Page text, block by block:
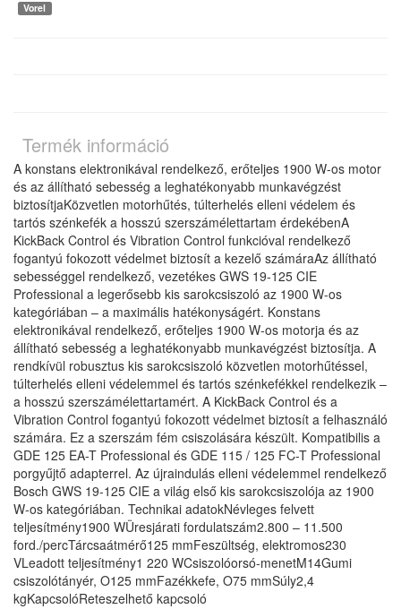
Vorel
Termék információ
A konstans elektronikával rendelkező, erőteljes 1900 W-os motor
és az állítható sebesség a leghatékonyabb munkavégzést
biztosítjaKözvetlen motorhűtés, túlterhelés elleni védelem és
tartós szénkefék a hosszú szerszámélettartam érdekébenA
KickBack Control és Vibration Control funkcióval rendelkező
fogantyú fokozott védelmet biztosít a kezelő számáraAz állítható
sebességgel rendelkező, vezetékes GWS 19-125 CIE
Professional a legerősebb kis sarokcsiszoló az 1900 W-os
kategóriában – a maximális hatékonyságért. Konstans
elektronikával rendelkező, erőteljes 1900 W-os motorja és az
állítható sebesség a leghatékonyabb munkavégzést biztosítja. A
rendkívül robusztus kis sarokcsiszoló közvetlen motorhűtéssel,
túlterhelés elleni védelemmel és tartós szénkefékkel rendelkezik –
a hosszú szerszámélettartamért. A KickBack Control és a
Vibration Control fogantyú fokozott védelmet biztosít a felhasználó
számára. Ez a szerszám fém csiszolására készült. Kompatibilis a
GDE 125 EA-T Professional és GDE 115 / 125 FC-T Professional
porgyűjtő adapterrel. Az újraindulás elleni védelemmel rendelkező
Bosch GWS 19-125 CIE a világ első kis sarokcsiszolója az 1900
W-os kategóriában. Technikai adatokNévleges felvett
teljesítmény1900 WÜresjárati fordulatszám2.800 – 11.500
ford./percTárcsaátmérő125 mmFeszültség, elektromos230
VLeadott teljesítmény1 220 WCsiszolóorsó-menetM14Gumi
csiszolótányér, O125 mmFazékkefe, O75 mmSúly2,4
kgKapcsolóReteszelhető kapcsoló